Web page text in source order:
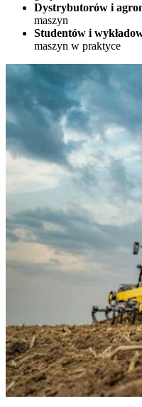
Dystrybutorów i
maszyn
Studentów i
maszyn w praktyce